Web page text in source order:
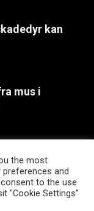
kan
mus i
for
the most
preferences and
consent to the use
"Cookie Settings"